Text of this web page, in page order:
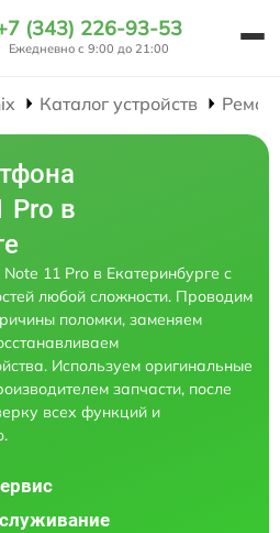
(343) 226-93-53
Ежедневно с 9:00 до 21:00
Каталог устройств
Pro в
11 Pro в Екатеринбурге с
любой сложности. Проводим
поломки, заменяем
Используем оригинальные
запчасти, после
всех функций и